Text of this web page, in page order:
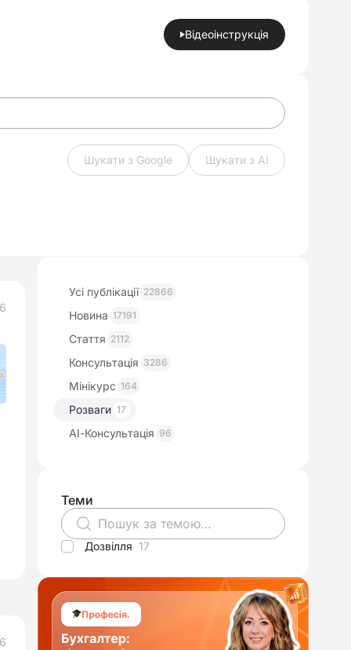
Відеоінструкція
Шукати з Google Шукати з АІ
Усі публікації 22866
Новина 17191
Стаття 2112
Консультація 3286
Мінікурс 164
Розваги 17
АІ-Консультація 96
Теми
Дозвілля 17